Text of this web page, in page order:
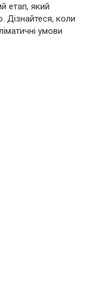
етап, який
Дізнайтеся, коли
умови